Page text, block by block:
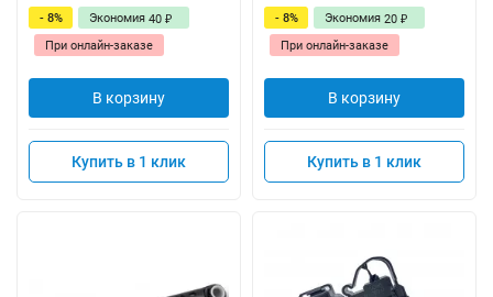
- 8% Экономия 40 ₽
При онлайн-заказе
В корзину
Купить в 1 клик
- 8% Экономия 20 ₽
При онлайн-заказе
В корзину
Купить в 1 клик